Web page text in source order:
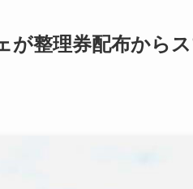
が整理券配布から